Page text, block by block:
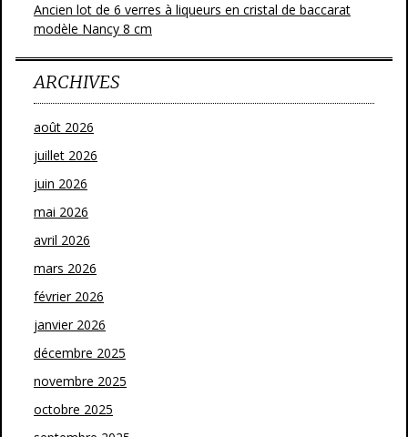
Ancien lot de 6 verres à liqueurs en cristal de baccarat
modèle Nancy 8 cm
ARCHIVES
août 2026
juillet 2026
juin 2026
mai 2026
avril 2026
mars 2026
février 2026
janvier 2026
décembre 2025
novembre 2025
octobre 2025